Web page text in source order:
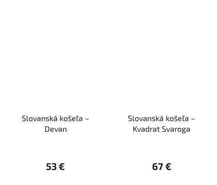
Slovanská košeľa –
Devan
53 €
Slovanská košeľa –
Kvadrat Svaroga
67 €